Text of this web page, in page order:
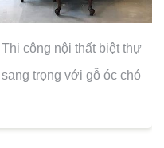
Thi công nội thất biệt thự
sang trọng với gỗ óc chó